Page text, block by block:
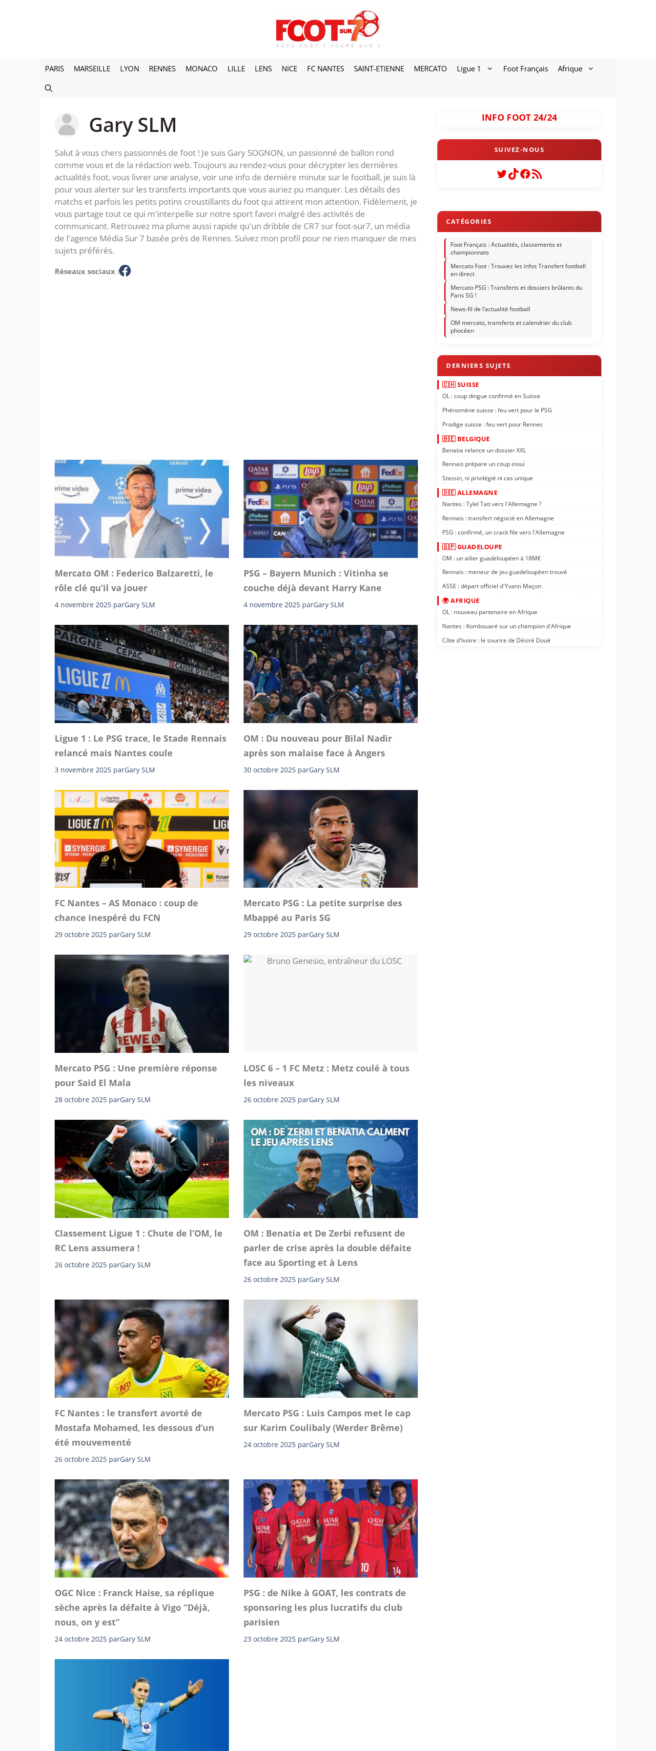
PARIS MARSEILLE LYON RENNES MONACO LILLE LENS NICE FC NANTES SAINT-ETIENNE MERCATO Ligue 1 Foot Français Afrique
Gary SLM
Salut à vous chers passionnés de foot ! Je suis Gary SOGNON, un passionné de ballon rond
comme vous et de la rédaction web. Toujours au rendez-vous pour décrypter les dernières
actualités foot, vous livrer une analyse, voir une info de dernière minute sur le football, je suis là
pour vous alerter sur les transferts importants que vous auriez pu manquer. Les détails des
matchs et parfois les petits potins croustillants du foot qui attirent mon attention. Fidèlement, je
vous partage tout ce qui m'interpelle sur notre sport favori malgré des activités de
communicant. Retrouvez ma plume aussi rapide qu'un dribble de CR7 sur foot-sur7, un média
de l'agence Média Sur 7 basée près de Rennes. Suivez mon profil pour ne rien manquer de mes
sujets préférés.
Réseaux sociaux :
Mercato OM : Federico Balzaretti, le
rôle clé qu’il va jouer
4 novembre 2025 parGary SLM
PSG – Bayern Munich : Vitinha se
couche déjà devant Harry Kane
4 novembre 2025 parGary SLM
Ligue 1 : Le PSG trace, le Stade Rennais
relancé mais Nantes coule
3 novembre 2025 parGary SLM
OM : Du nouveau pour Bilal Nadir
après son malaise face à Angers
30 octobre 2025 parGary SLM
FC Nantes – AS Monaco : coup de
chance inespéré du FCN
29 octobre 2025 parGary SLM
Mercato PSG : La petite surprise des
Mbappé au Paris SG
29 octobre 2025 parGary SLM
Mercato PSG : Une première réponse
pour Said El Mala
28 octobre 2025 parGary SLM
LOSC 6 – 1 FC Metz : Metz coulé à tous
les niveaux
26 octobre 2025 parGary SLM
Classement Ligue 1 : Chute de l’OM, le
RC Lens assumera !
26 octobre 2025 parGary SLM
OM : Benatia et De Zerbi refusent de
parler de crise après la double défaite
face au Sporting et à Lens
26 octobre 2025 parGary SLM
FC Nantes : le transfert avorté de
Mostafa Mohamed, les dessous d’un
été mouvementé
26 octobre 2025 parGary SLM
Mercato PSG : Luis Campos met le cap
sur Karim Coulibaly (Werder Brême)
24 octobre 2025 parGary SLM
OGC Nice : Franck Haise, sa réplique
sèche après la défaite à Vigo “Déjà,
nous, on y est”
24 octobre 2025 parGary SLM
PSG : de Nike à GOAT, les contrats de
sponsoring les plus lucratifs du club
parisien
23 octobre 2025 parGary SLM
INFO FOOT 24/24
Twitter
TikTok
Facebook
Flux RSS
Foot Français : Actualités, classements et
championnats
Mercato Foot : Trouvez les infos Transfert football
en direct
Mercato PSG : Transferts et dossiers brûlants du
Paris SG !
News-fil de l’actualité football
OM mercato, transferts et calendrier du club
phocéen
🇨🇭 SUISSE
OL : coup dingue confirmé en Suisse
Phénomène suisse : feu vert pour le PSG
Prodige suisse : feu vert pour Rennes
🇧🇪 BELGIQUE
Benatia relance un dossier XXL
Rennais prépare un coup inouï
Stassin, ni privilégié ni cas unique
🇩🇪 ALLEMAGNE
Nantes : Tylel Tati vers l'Allemagne ?
Rennais : transfert négocié en Allemagne
PSG : confirmé, un crack file vers l'Allemagne
🇬🇵 GUADELOUPE
OM : un ailier guadeloupéen à 18M€
Rennais : meneur de jeu guadeloupéen trouvé
ASSE : départ officiel d'Yvann Maçon
🌍 AFRIQUE
OL : nouveau partenaire en Afrique
Nantes : Kombouaré sur un champion d'Afrique
Côte d'Ivoire : le sourire de Désiré Doué